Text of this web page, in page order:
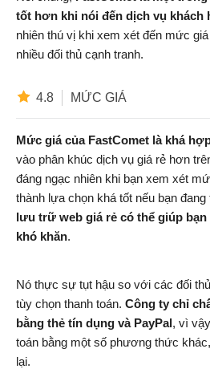
tốt hơn khi nói đến dịch vụ khách
nhiên thú vị khi xem xét đến mức
nhiều đối thủ cạnh tranh.
4.8 MỨC GIÁ
Mức giá của FastComet là khá
vào phân khúc dịch vụ giá rẻ hơn
đáng ngạc nhiên khi bạn xem xét
thành lựa chọn khá tốt nếu bạn
lưu trữ web giá rẻ có thể giúp
khó khăn.
Nó thực sự tụt hậu so với các đối
tùy chọn thanh toán. Công ty chỉ
bằng thẻ tín dụng và PayPal, vì
toán bằng một số phương thức
lại.